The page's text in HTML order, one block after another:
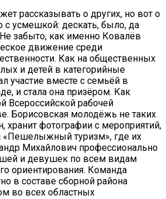
рассказывать о других, но вот о
с усмешкой: дескать, было, да
забыто, как именно Ковалёв
движение среди
Как на общественных
и детей в категорийные
участие вместе с семьёй в
и стала она призёром. Как
Всероссийской рабочей
Борисовская молодёжь не таких
хранит фотографии с мероприятий,
туризм», где их
Михайлович профессионально
и девушек по всем видам
ориентирования. Команда
в составе сборной района
во всех областных